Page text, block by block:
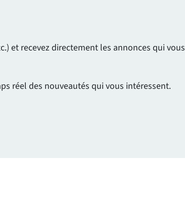
et recevez directement les annonces qui vous
réel des nouveautés qui vous intéressent.